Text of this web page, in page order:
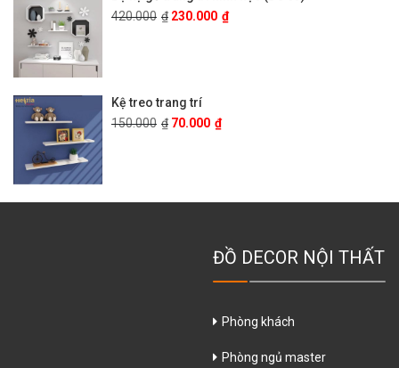
420.000 ₫ 230.000 ₫
Kệ treo trang trí
150.000 ₫ 70.000 ₫
ĐỒ DECOR NỘI THẤT
Phòng khách
Phòng ngủ master